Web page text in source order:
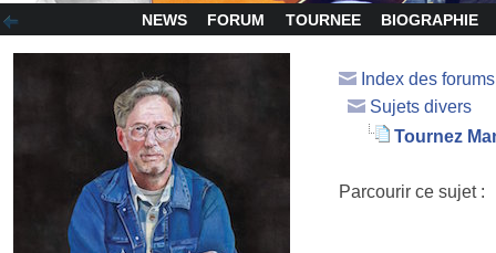
NEWS FORUM TOURNEE BIOGRAPHIE
Index des
Sujets divers
Tournez
Parcourir ce sujet